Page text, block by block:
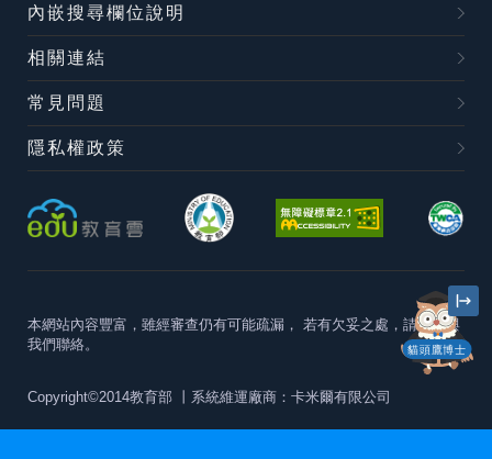
貓頭鷹博士
內嵌搜尋欄位說明
相關連結
常見問題
隱私權政策
本網站內容豐富，雖經審查仍有可能疏漏， 若有欠妥之處，請隨時與
我們聯絡。
Copyright©2014教育部 丨系統維運廠商：卡米爾有限公司